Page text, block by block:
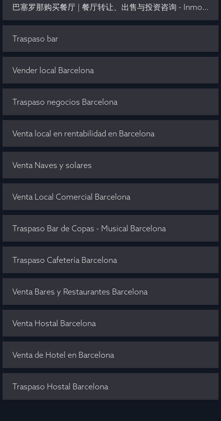
巴塞罗那购买餐厅 | 餐厅转让、出售与投资咨询 - Inmo Olaya
Traspaso bar
Vender local Barcelona
Traspaso negocios Barcelona
Venta local en rentabilidad en Barcelona
Venta Naves y solares
Venta Local Comercial Barcelona
Traspaso Bar de Copas - Musical Barcelona
Traspaso Cafetería Barcelona
Venta Bares y Restaurantes Barcelona
Venta Hostal Barcelona
Venta de Hotel en Barcelona
Traspaso Hostal Barcelona